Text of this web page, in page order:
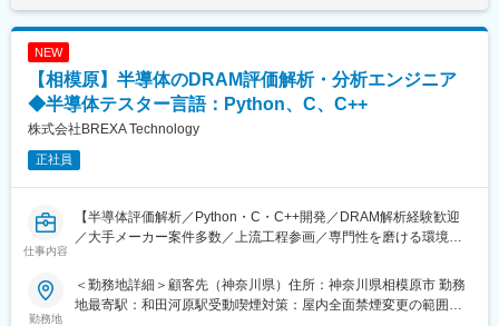
ともなうリスクを気にすることなく、社内で自分の新しいキャリ
アを形成し、可能性を広げることが可能です。シフトしたことに
ております。
ます。製品について学んでいただきながら担当工程を広げていき
ます。
・構造解析技術の確立に関する業務
・商品設計や生産技術と連携した開発業務
・構造解析用の3Dデータ編集
・構造解析による設計部門への解析支援
・設計部門への形状・製造要件の提案
・全社月平均残業時間：20時間程度
・年休：123日程度
・定年：65歳となっており、その後も１年更新での契約社員とし
てご活躍いただけます。
NEW
【相模原】半導体のDRAM評価解析・分析エンジニア
◆半導体テスター言語：Python、C、C++
株式会社BREXA Technology
正社員
仕事内容
【半導体評価解析／Python・C・C++開発／DRAM解析経験歓迎
／大手メーカー案件多数／上流工程参画／専門性を磨ける環境／
企業】
勤務地
＜勤務地詳細＞顧客先（神奈川県）住所：神奈川県相模原市 勤務
地最寄駅：和田河原駅受動喫煙対策：屋内全面禁煙変更の範囲：